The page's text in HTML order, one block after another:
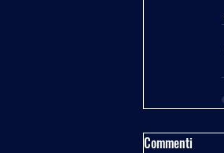
Commenti